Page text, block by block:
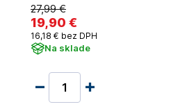
27,99 €
19,90 €
16,18 € bez DPH
Na sklade